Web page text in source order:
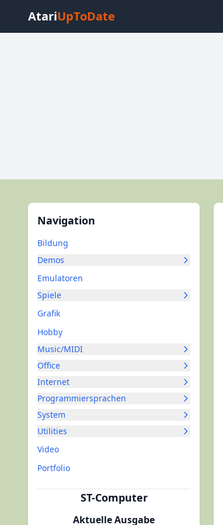
AtariUpToDate
Navigation
Bildung
Demos
Emulatoren
Spiele
Grafik
Hobby
Music/MIDI
Office
Internet
Programmiersprachen
System
Utilities
Video
Portfolio
ST-Computer
Aktuelle Ausgabe